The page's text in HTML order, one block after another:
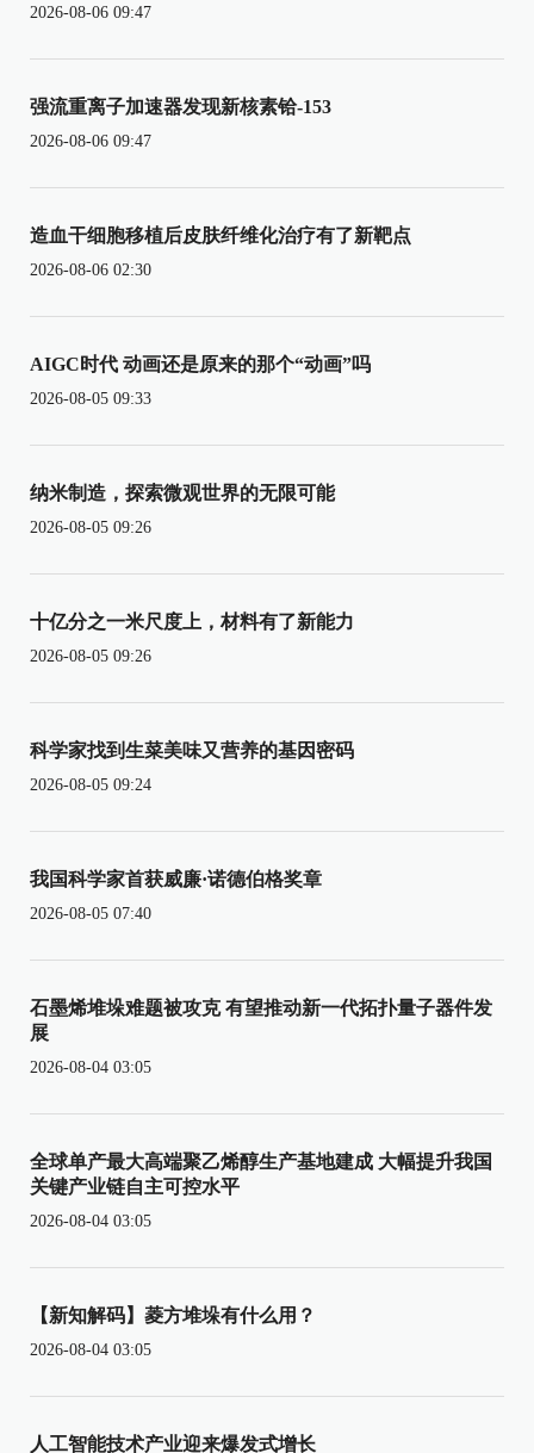
2026-08-06 09:47
强流重离子加速器发现新核素铪-153
2026-08-06 09:47
造血干细胞移植后皮肤纤维化治疗有了新靶点
2026-08-06 02:30
AIGC时代 动画还是原来的那个“动画”吗
2026-08-05 09:33
纳米制造，探索微观世界的无限可能
2026-08-05 09:26
十亿分之一米尺度上，材料有了新能力
2026-08-05 09:26
科学家找到生菜美味又营养的基因密码
2026-08-05 09:24
我国科学家首获威廉·诺德伯格奖章
2026-08-05 07:40
石墨烯堆垛难题被攻克 有望推动新一代拓扑量子器件发
展
2026-08-04 03:05
全球单产最大高端聚乙烯醇生产基地建成 大幅提升我国
关键产业链自主可控水平
2026-08-04 03:05
【新知解码】菱方堆垛有什么用？
2026-08-04 03:05
人工智能技术产业迎来爆发式增长